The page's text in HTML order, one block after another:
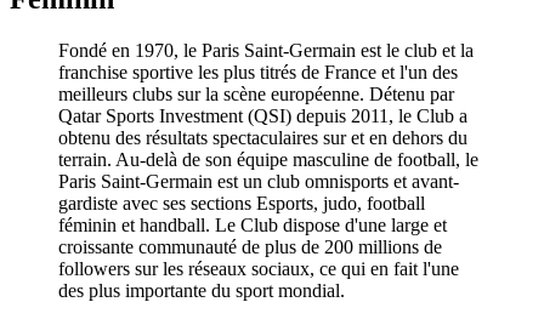
Fondé en 1970, le Paris Saint-Germain est le club et la
franchise sportive les plus titrés de France et l'un des
meilleurs clubs sur la scène européenne. Détenu par
Qatar Sports Investment (QSI) depuis 2011, le Club a
obtenu des résultats spectaculaires sur et en dehors du
terrain. Au-delà de son équipe masculine de football, le
Paris Saint-Germain est un club omnisports et avant-
gardiste avec ses sections Esports, judo, football
féminin et handball. Le Club dispose d'une large et
croissante communauté de plus de 200 millions de
followers sur les réseaux sociaux, ce qui en fait l'une
des plus importante du sport mondial.